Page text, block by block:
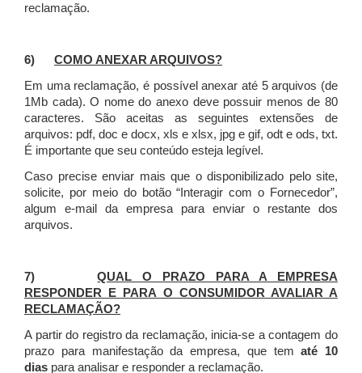
reclamação.
6) COMO ANEXAR ARQUIVOS?
Em uma reclamação, é possível anexar até 5 arquivos (de
1Mb cada). O nome do anexo deve possuir menos de 80
caracteres. São aceitas as seguintes extensões de
arquivos: pdf, doc e docx, xls e xlsx, jpg e gif, odt e ods, txt.
É importante que seu conteúdo esteja legível.
Caso precise enviar mais que o disponibilizado pelo site,
solicite, por meio do botão “Interagir com o Fornecedor”,
algum e-mail da empresa para enviar o restante dos
arquivos.
7)QUAL O PRAZO PARA A EMPRESA
RESPONDER E PARA O CONSUMIDOR AVALIAR A
RECLAMAÇÃO?
A partir do registro da reclamação, inicia-se a contagem do
prazo para manifestação da empresa, que tematé 10
dias para analisar e responder a reclamação.